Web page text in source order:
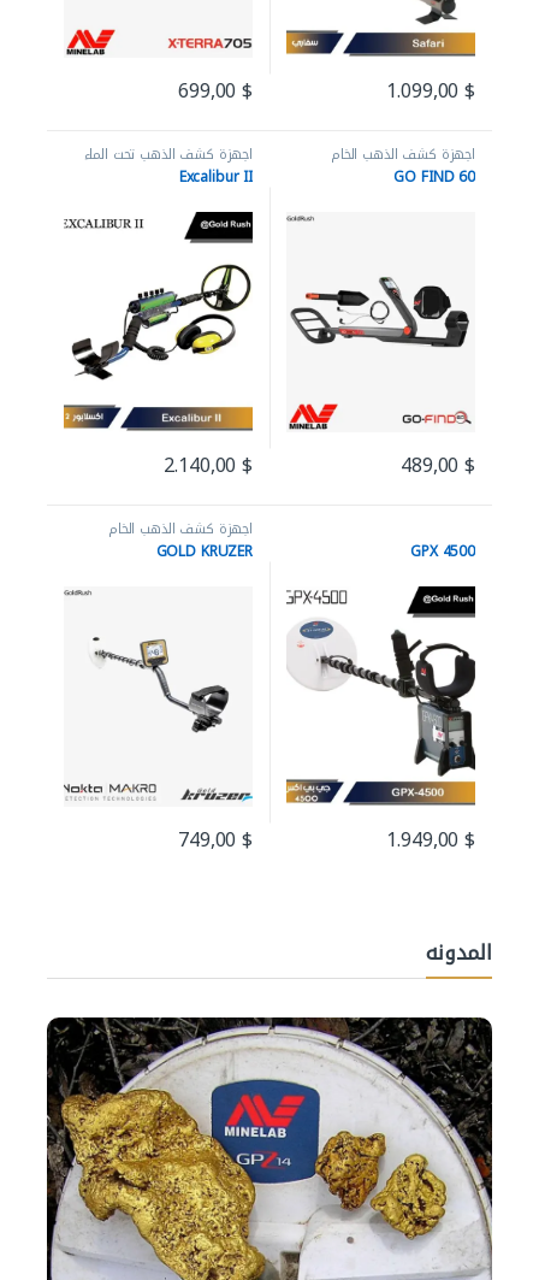
1.099,00$
699,00$
اجهزة كشف الذهب الخام
GO FIND 60
489,00$
اجهزة كشف الذهب تحت الماء
Excalibur II
2.140,00$
GPX 4500
1.949,00$
اجهزة كشف الذهب الخام
GOLD KRUZER
749,00$
المدونه